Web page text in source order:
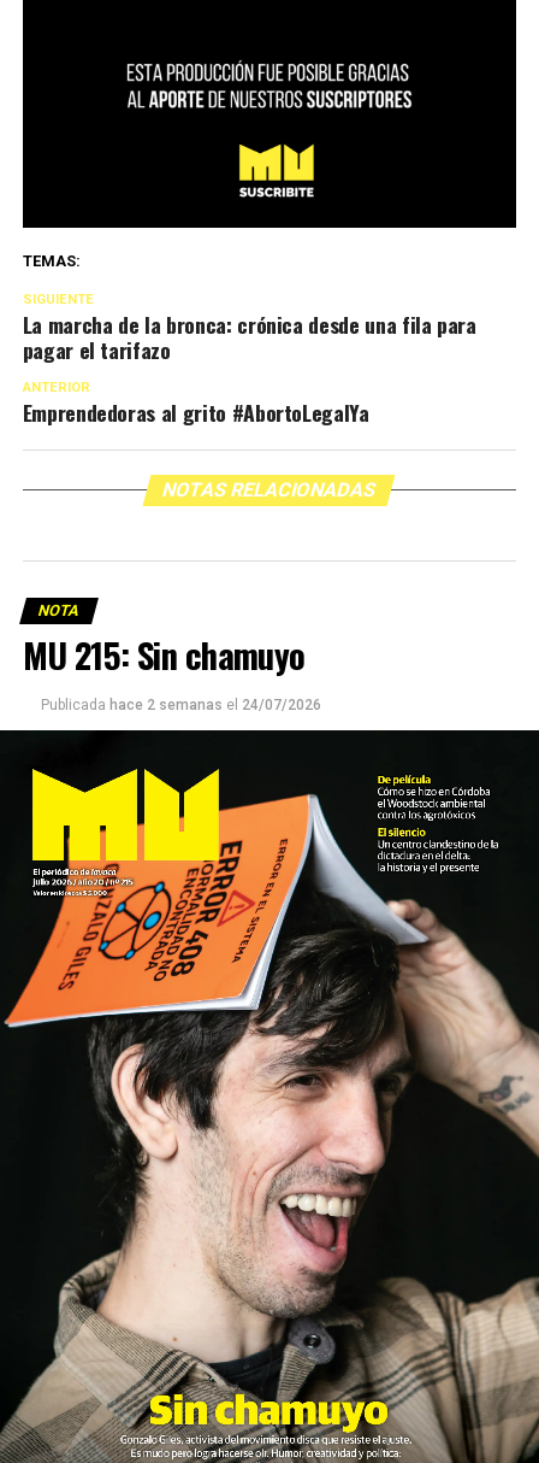
TEMAS:
SIGUIENTE
La marcha de la bronca: crónica desde una fila para
pagar el tarifazo
ANTERIOR
Emprendedoras al grito #AbortoLegalYa
NOTAS RELACIONADAS
NOTA
MU 215: Sin chamuyo
Publicada hace 2 semanas el 24/07/2026